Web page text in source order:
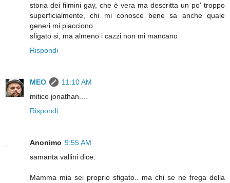
storia dei filmini gay, che è vera ma descritta un po' troppo
superficialmente, chi mi conosce bene sa anche quale
generi mi piacciono..
sfigato si, ma almeno i cazzi non mi mancano
Rispondi
MEO
11:10 AM
mitico jonathan....
Rispondi
Anonimo 9:55 AM
samanta vallini dice:
Mamma mia sei proprio sfigato.. ma chi se ne frega della